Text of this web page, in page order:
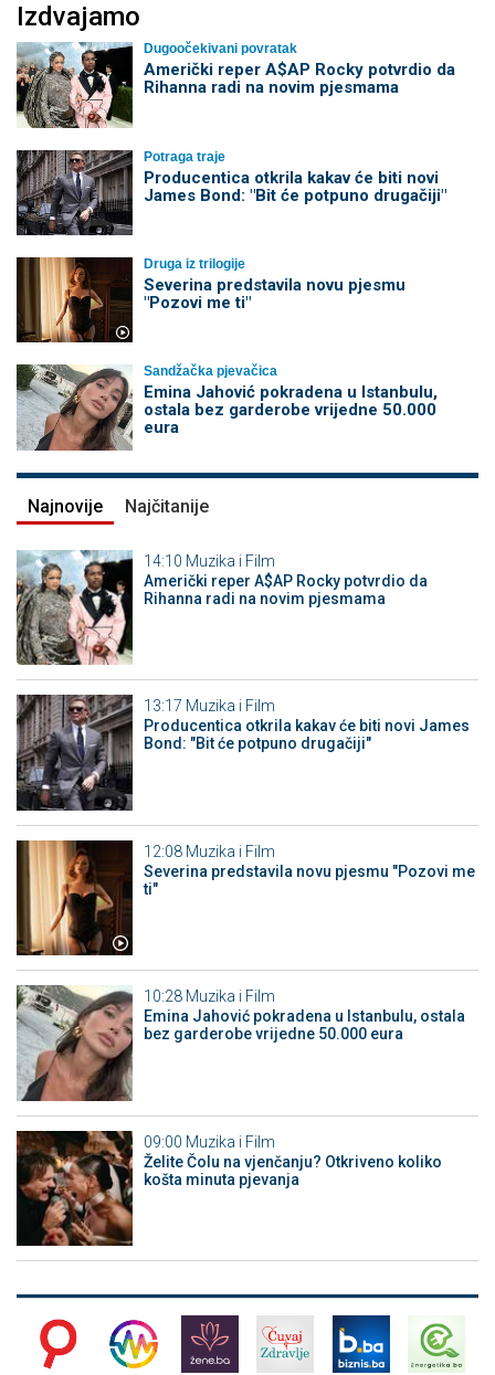
Izdvajamo
Dugoočekivani povratak
Američki reper A$AP Rocky potvrdio da
Rihanna radi na novim pjesmama
Potraga traje
Producentica otkrila kakav će biti novi
James Bond: "Bit će potpuno drugačiji"
Druga iz trilogije
Severina predstavila novu pjesmu
"Pozovi me ti"
Sandžačka pjevačica
Emina Jahović pokradena u Istanbulu,
ostala bez garderobe vrijedne 50.000
eura
Najnovije Najčitanije
14:10 Muzika i Film
Američki reper A$AP Rocky potvrdio da
Rihanna radi na novim pjesmama
13:17 Muzika i Film
Producentica otkrila kakav će biti novi James
Bond: "Bit će potpuno drugačiji"
12:08 Muzika i Film
Severina predstavila novu pjesmu "Pozovi me
ti"
10:28 Muzika i Film
Emina Jahović pokradena u Istanbulu, ostala
bez garderobe vrijedne 50.000 eura
09:00 Muzika i Film
Želite Čolu na vjenčanju? Otkriveno koliko
košta minuta pjevanja